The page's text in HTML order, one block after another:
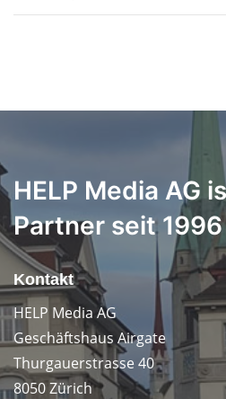
HELP Media AG
Partner seit 1996
Kontakt
HELP Media AG
Geschäftshaus Airgate
Thurgauerstrasse 40
8050 Zürich